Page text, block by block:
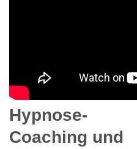
Hypnose-
Coaching und